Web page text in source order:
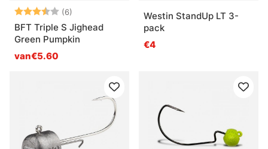
Beoordeling:
(6)
BFT Triple S Jighead
Green Pumpkin
van€5.60
Westin StandUp LT 3-
pack
€4